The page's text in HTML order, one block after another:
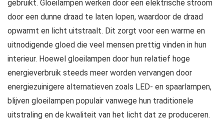
gebruikt. Gloeilampen werken door een elektrische stroom
door een dunne draad te laten lopen, waardoor de draad
opwarmt en licht uitstraalt. Dit zorgt voor een warme en
uitnodigende gloed die veel mensen prettig vinden in hun
interieur. Hoewel gloeilampen door hun relatief hoge
energieverbruik steeds meer worden vervangen door
energiezuinigere alternatieven zoals LED- en spaarlampen,
blijven gloeilampen populair vanwege hun traditionele
uitstraling en de kwaliteit van het licht dat ze produceren.